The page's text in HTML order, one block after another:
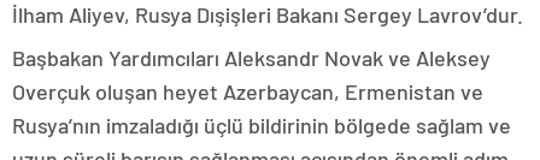
İlham Aliyev, Rusya Dışişleri Bakanı Sergey Lavrov’dur.
Başbakan Yardımcıları Aleksandr Novak ve Aleksey
Overçuk oluşan heyet Azerbaycan, Ermenistan ve
Rusya’nın imzaladığı üçlü bildirinin bölgede sağlam ve